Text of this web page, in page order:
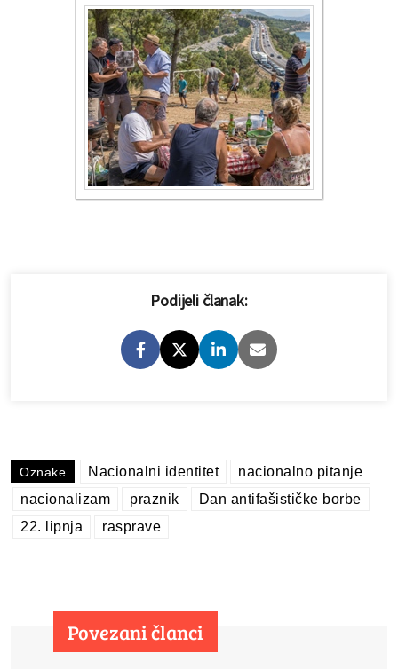
Podijeli članak:
Oznake Nacionalni identitet
nacionalno pitanje
nacionalizam
praznik
Dan antifašističke borbe
22. lipnja
rasprave
Povezani članci